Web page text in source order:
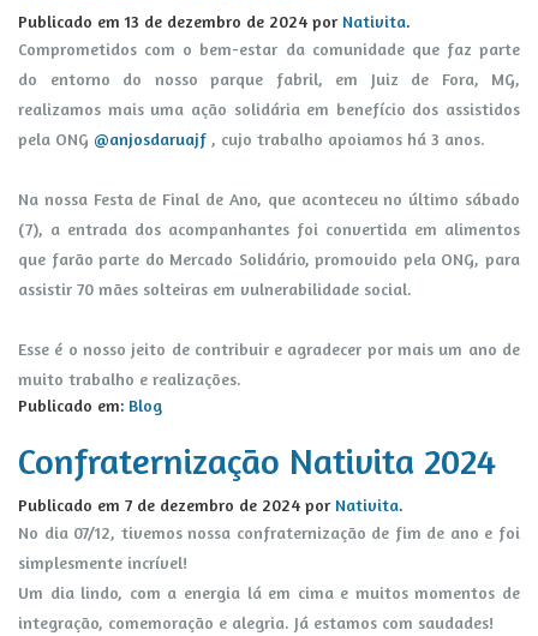
Publicado em 13 de dezembro de 2024 por Nativita.
Comprometidos com o bem-estar da comunidade que faz parte
do entorno do nosso parque fabril, em Juiz de Fora, MG,
realizamos mais uma ação solidária em benefício dos assistidos
pela ONG @anjosdaruajf , cujo trabalho apoiamos há 3 anos.
Na nossa Festa de Final de Ano, que aconteceu no último sábado
(7), a entrada dos acompanhantes foi convertida em alimentos
que farão parte do Mercado Solidário, promovido pela ONG, para
assistir 70 mães solteiras em vulnerabilidade social.
Esse é o nosso jeito de contribuir e agradecer por mais um ano de
muito trabalho e realizações.
Publicado em: Blog
Confraternização Nativita 2024
Publicado em 7 de dezembro de 2024 por Nativita.
No dia 07/12, tivemos nossa confraternização de fim de ano e foi
simplesmente incrível!
Um dia lindo, com a energia lá em cima e muitos momentos de
integração, comemoração e alegria. Já estamos com saudades!